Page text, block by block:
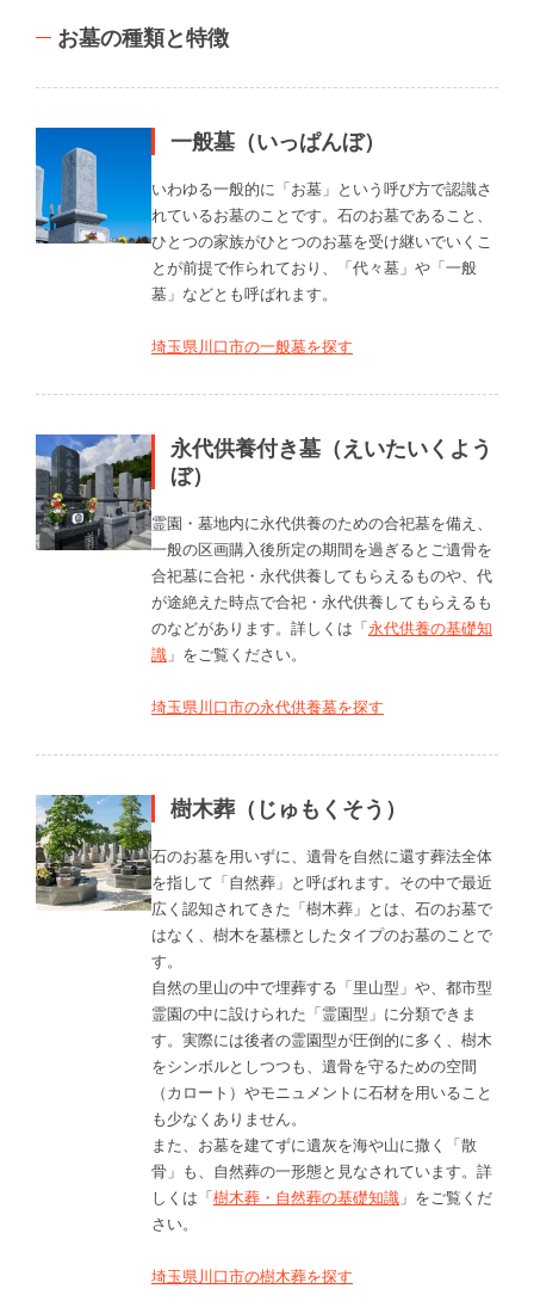
お墓の種類と特徴
一般墓（いっぱんぼ）
いわゆる一般的に「お墓」という呼び方で認識さ
れているお墓のことです。石のお墓であること、
ひとつの家族がひとつのお墓を受け継いでいくこ
とが前提で作られており、「代々墓」や「一般
墓」などとも呼ばれます。
埼玉県川口市の一般墓を探す
永代供養付き墓（えいたいくよう
ぼ）
霊園・墓地内に永代供養のための合祀墓を備え、
一般の区画購入後所定の期間を過ぎるとご遺骨を
合祀墓に合祀・永代供養してもらえるものや、代
が途絶えた時点で合祀・永代供養してもらえるも
のなどがあります。詳しくは「永代供養の基礎知
識 」をご覧ください。
埼玉県川口市の永代供養墓を探す
樹木葬（じゅもくそう）
石のお墓を用いずに、遺骨を自然に還す葬法全体
を指して「自然葬」と呼ばれます。その中で最近
広く認知されてきた「樹木葬」とは、石のお墓で
はなく、樹木を墓標としたタイプのお墓のことで
す。
自然の里山の中で埋葬する「里山型」や、都市型
霊園の中に設けられた「霊園型」に分類できま
す。実際には後者の霊園型が圧倒的に多く、樹木
をシンボルとしつつも、遺骨を守るための空間
（カロート）やモニュメントに石材を用いること
も少なくありません。
また、お墓を建てずに遺灰を海や山に撒く「散
骨」も、自然葬の一形態と見なされています。詳
しくは「樹木葬・自然葬の基礎知識 」をご覧くだ
さい。
埼玉県川口市の樹木葬を探す